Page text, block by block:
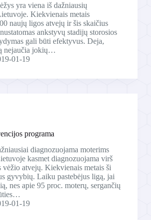
yra viena iš dažniausių
Kiekvienais metais
naujų ligos atvejų ir šis skaičius
ankstyvų stadijų storosios
gali būti efektyvus. Deja,
nejaučia jokių…
01-19
programa
diagnozuojama moterims
kasmet diagnozuojama virš
vėžio atvejų. Kiekvienais metais ši
gyvybių. Laiku pastebėjus ligą, jai
nes apie 95 proc. moterų, sergančių
01-19